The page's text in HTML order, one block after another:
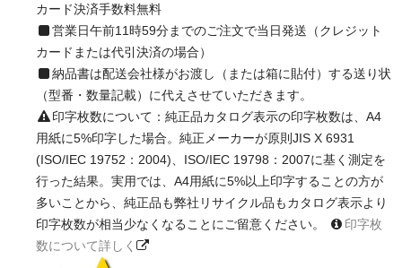
カード決済手数料無料
営業日午前11時59分までのご注文で当日発送（クレジット
カードまたは代引決済の場合）
納品書は配送会社様がお渡し（または箱に貼付）する送り状
（型番・数量記載）に代えさせていただきます。
印字枚数について：純正品カタログ表示の印字枚数は、A4
用紙に5%印字した場合。純正メーカーが原則JIS X 6931
(ISO/IEC 19752：2004)、ISO/IEC 19798：2007に基く測定を
行った結果。実用では、A4用紙に5%以上印字することの方が
多いことから、純正品も弊社リサイクル品もカタログ表示より
印字枚数が相当少なくなることにご留意ください。
印字枚
数について詳しく